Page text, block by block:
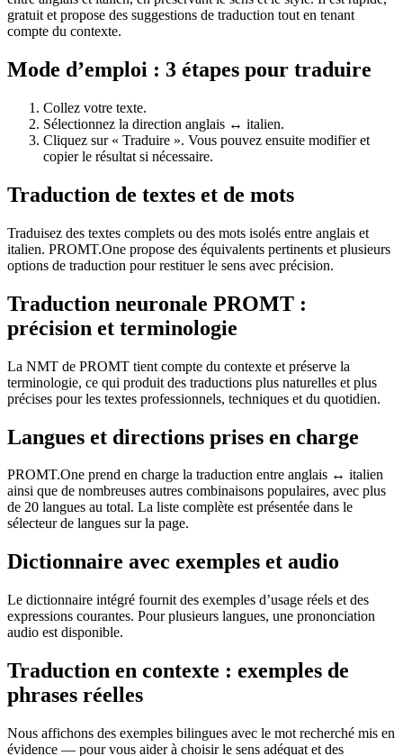
gratuit et propose des suggestions de traduction tout en tenant
compte du contexte.
Mode d’emploi : 3 étapes pour traduire
Collez votre texte.
Sélectionnez la direction anglais ↔ italien.
Cliquez sur « Traduire ». Vous pouvez ensuite modifier et
copier le résultat si nécessaire.
Traduction de textes et de mots
Traduisez des textes complets ou des mots isolés entre anglais et
italien. PROMT.One propose des équivalents pertinents et plusieurs
options de traduction pour restituer le sens avec précision.
Traduction neuronale PROMT :
précision et terminologie
La NMT de PROMT tient compte du contexte et préserve la
terminologie, ce qui produit des traductions plus naturelles et plus
précises pour les textes professionnels, techniques et du quotidien.
Langues et directions prises en charge
PROMT.One prend en charge la traduction entre anglais ↔ italien
ainsi que de nombreuses autres combinaisons populaires, avec plus
de 20 langues au total. La liste complète est présentée dans le
sélecteur de langues sur la page.
Dictionnaire avec exemples et audio
Le dictionnaire intégré fournit des exemples d’usage réels et des
expressions courantes. Pour plusieurs langues, une prononciation
audio est disponible.
Traduction en contexte : exemples de
phrases réelles
Nous affichons des exemples bilingues avec le mot recherché mis en
évidence — pour vous aider à choisir le sens adéquat et des